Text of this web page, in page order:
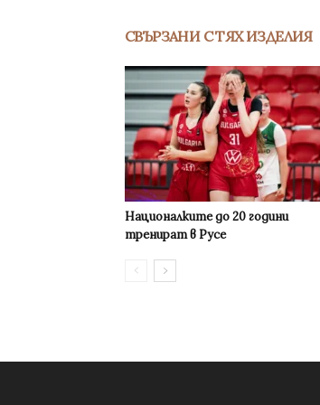
СВЪРЗАНИ С ТЯХ ИЗДЕЛИЯ
Националките до 20 години
тренират в Русе